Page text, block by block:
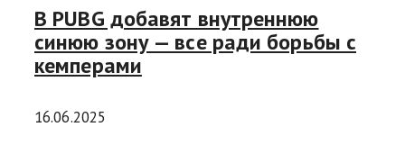
В PUBG добавят внутреннюю
синюю зону — все ради борьбы с
кемперами
16.06.2025